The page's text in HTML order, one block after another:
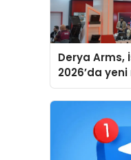
Derya Arms,
2026’da
global
sergiledi